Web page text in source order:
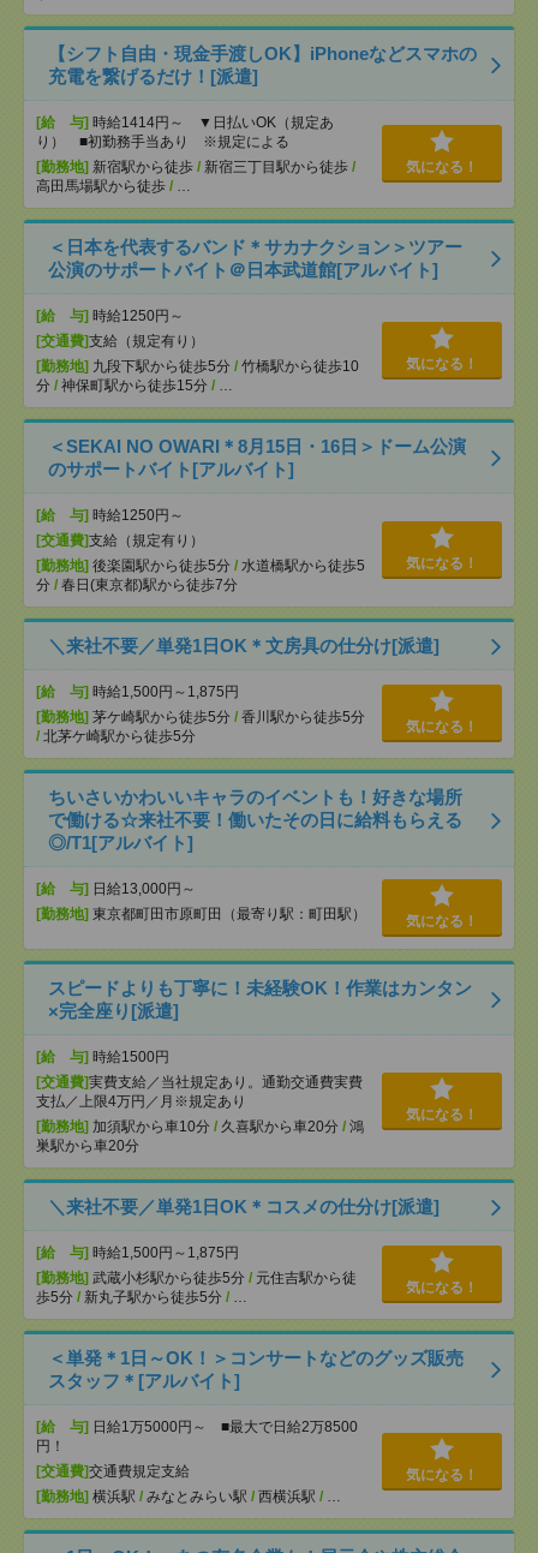
【シフト自由・現金手渡しOK】iPhoneなどスマホの
充電を繋げるだけ！[派遣]
[給 与] 時給1414円～ ▼日払いOK（規定あ
り） ■初勤務手当あり ※規定による
[勤務地] 新宿駅から徒歩 / 新宿三丁目駅から徒歩 /
高田馬場駅から徒歩 / …
気になる！
＜日本を代表するバンド＊サカナクション＞ツアー
公演のサポートバイト＠日本武道館[アルバイト]
[給 与] 時給1250円～
[交通費]支給（規定有り）
[勤務地] 九段下駅から徒歩5分 / 竹橋駅から徒歩10
分 / 神保町駅から徒歩15分 / …
気になる！
＜SEKAI NO OWARI＊8月15日・16日＞ドーム公演
のサポートバイト[アルバイト]
[給 与] 時給1250円～
[交通費]支給（規定有り）
[勤務地] 後楽園駅から徒歩5分 / 水道橋駅から徒歩5
分 / 春日(東京都)駅から徒歩7分
気になる！
＼来社不要／単発1日OK＊文房具の仕分け[派遣]
[給 与] 時給1,500円～1,875円
[勤務地] 茅ケ崎駅から徒歩5分 / 香川駅から徒歩5分
/ 北茅ケ崎駅から徒歩5分
気になる！
ちいさいかわいいキャラのイベントも！好きな場所
で働ける☆来社不要！働いたその日に給料もらえる
◎/T1[アルバイト]
[給 与] 日給13,000円～
[勤務地] 東京都町田市原町田（最寄り駅：町田駅） 気になる！
スピードよりも丁寧に！未経験OK！作業はカンタン
×完全座り[派遣]
[給 与] 時給1500円
[交通費]実費支給／当社規定あり。通勤交通費実費
支払／上限4万円／月※規定あり
[勤務地] 加須駅から車10分 / 久喜駅から車20分 / 鴻
巣駅から車20分
気になる！
＼来社不要／単発1日OK＊コスメの仕分け[派遣]
[給 与] 時給1,500円～1,875円
[勤務地] 武蔵小杉駅から徒歩5分 / 元住吉駅から徒
歩5分 / 新丸子駅から徒歩5分 / …
気になる！
＜単発＊1日～OK！＞コンサートなどのグッズ販売
スタッフ＊[アルバイト]
[給 与] 日給1万5000円～ ■最大で日給2万8500
円！
[交通費]交通費規定支給
[勤務地] 横浜駅 / みなとみらい駅 / 西横浜駅 / …
気になる！